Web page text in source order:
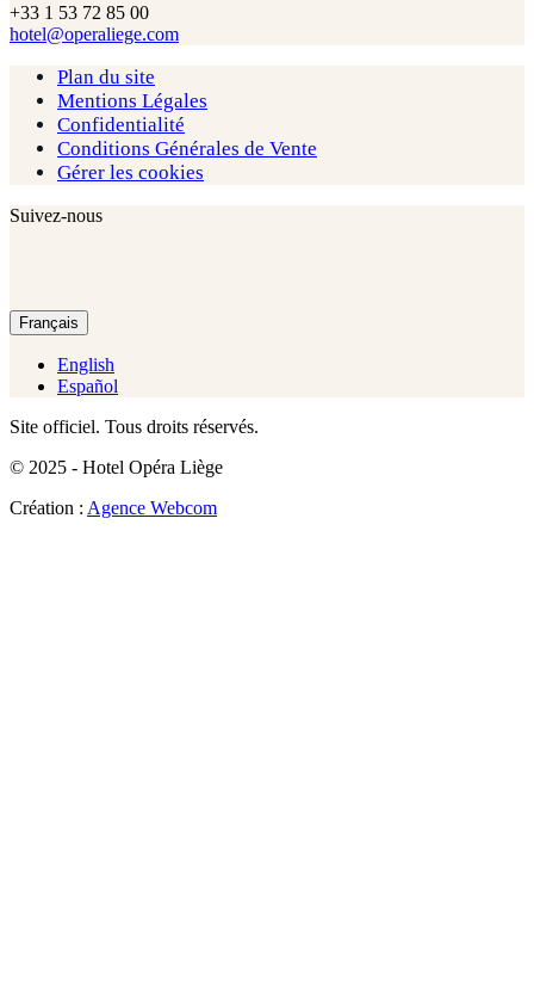
+33 1 53 72 85 00
hotel@operaliege.com
Plan du site
Mentions Légales
Confidentialité
Conditions Générales de Vente
Gérer les cookies
Suivez-nous
Français
English
Español
Site officiel. Tous droits réservés.
© 2025 - Hotel Opéra Liège
Création : Agence Webcom